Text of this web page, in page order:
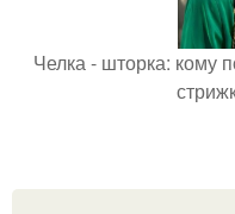
Челка - шторка: кому